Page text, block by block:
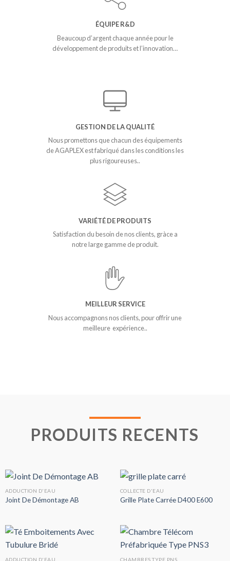
ÉQUIPE R&D
Beaucoup d’argent chaque année pour le
développement de produits et l’innovation…
GESTION DE LA QUALITÉ
Nous promettons que chacun des équipements
de AGAPLEX est fabriqué dans les conditions les
plus rigoureuses..
VARIÉTÉ DE PRODUITS
Satisfaction du besoin de nos clients, gràce a
notre large gamme de produit.
MEILLEUR SERVICE
Nous accompagnons nos clients, pour offrir une
meilleure expérience..
PRODUITS RECENTS
ADDUCTION D'EAU
Joint De Démontage AB
COLLECTE D'EAU
Grille Plate Carrée D400 E600
ADDUCTION D'EAU CHAMBRES TYPE PNS